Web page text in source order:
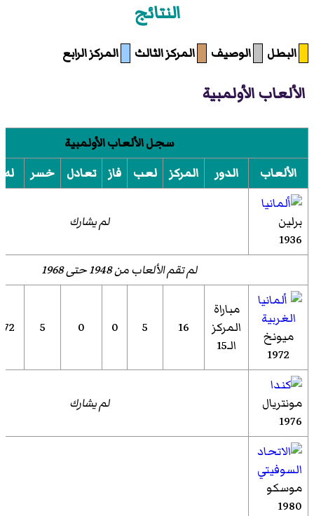
النتائج
البطل الوصيف المركز الثالث المركز الرابع
الألعاب الأولمبية
سجل الألعاب الأولمبية
الألعاب
الدور المركز لعب فاز تعادل خسر له
برلين
1936
لم يشارك
لم تقم الألعاب من 1948 حتى 1968
ميونخ
1972
مباراة
المركز
الـ15
16
5
0
0
5
72
مونتريال
1976
لم يشارك
موسكو
1980